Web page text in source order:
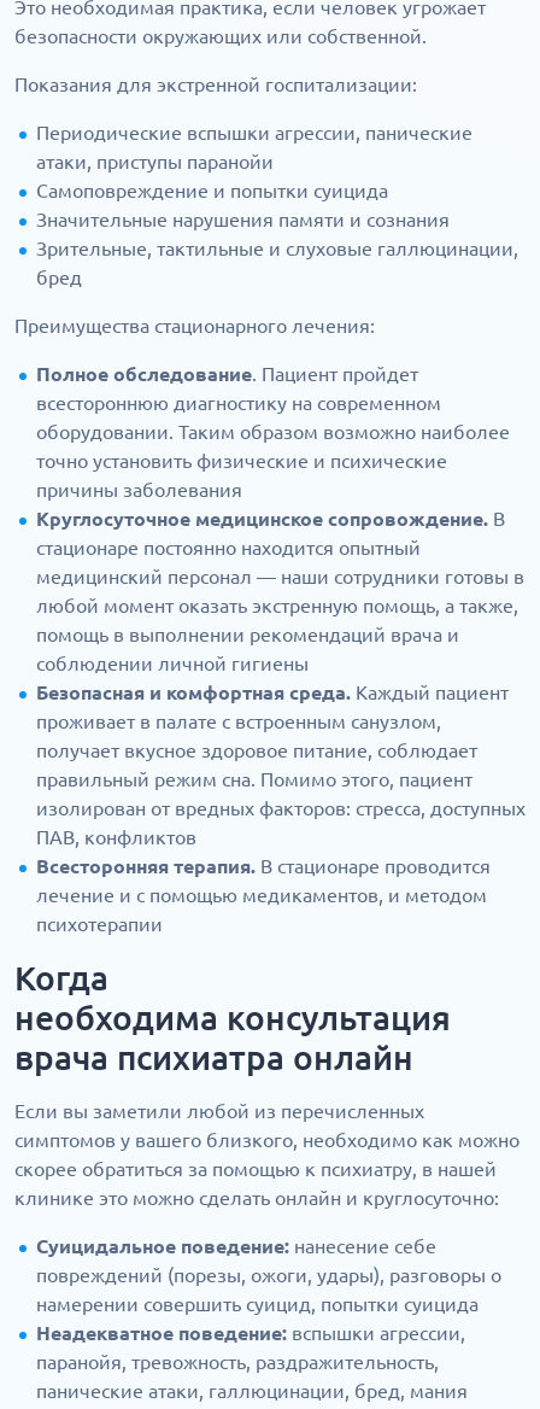
Это необходимая практика, если человек угрожает
безопасности окружающих или собственной.
Показания для экстренной госпитализации:
Периодические вспышки агрессии, панические
атаки, приступы паранойи
Самоповреждение и попытки суицида
Значительные нарушения памяти и сознания
Зрительные, тактильные и слуховые галлюцинации,
бред
Преимущества стационарного лечения:
Полное обследование. Пациент пройдет
всестороннюю диагностику на современном
оборудовании. Таким образом возможно наиболее
точно установить физические и психические
причины заболевания
Круглосуточное медицинское сопровождение. В
стационаре постоянно находится опытный
медицинский персонал — наши сотрудники готовы в
любой момент оказать экстренную помощь, а также,
помощь в выполнении рекомендаций врача и
соблюдении личной гигиены
Безопасная и комфортная среда. Каждый пациент
проживает в палате с встроенным санузлом,
получает вкусное здоровое питание, соблюдает
правильный режим сна. Помимо этого, пациент
изолирован от вредных факторов: стресса, доступных
ПАВ, конфликтов
Всесторонняя терапия. В стационаре проводится
лечение и с помощью медикаментов, и методом
психотерапии
Когда
необходима консультация
врача психиатра онлайн
Если вы заметили любой из перечисленных
симптомов у вашего близкого, необходимо как можно
скорее обратиться за помощью к психиатру, в нашей
клинике это можно сделать онлайн и круглосуточно:
Суицидальное поведение: нанесение себе
повреждений (порезы, ожоги, удары), разговоры о
намерении совершить суицид, попытки суицида
Неадекватное поведение: вспышки агрессии,
паранойя, тревожность, раздражительность,
панические атаки, галлюцинации, бред, мания